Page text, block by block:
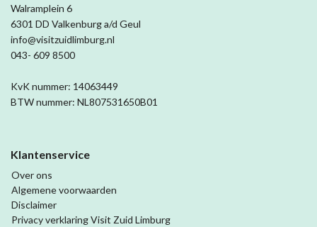
Walramplein 6
6301 DD Valkenburg a/d Geul
info@visitzuidlimburg.nl
043- 609 8500
KvK nummer: 14063449
BTW nummer: NL807531650B01
Klantenservice
Over ons
Algemene voorwaarden
Disclaimer
Privacy verklaring Visit Zuid Limburg